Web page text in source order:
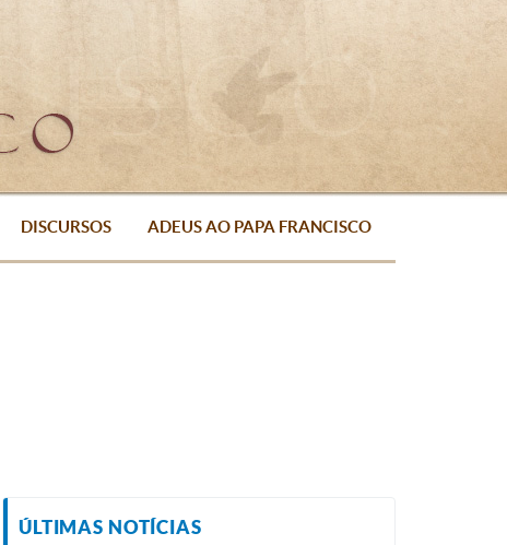
DISCURSOS ADEUS AO PAPA FRANCISCO
ÚLTIMAS NOTÍCIAS